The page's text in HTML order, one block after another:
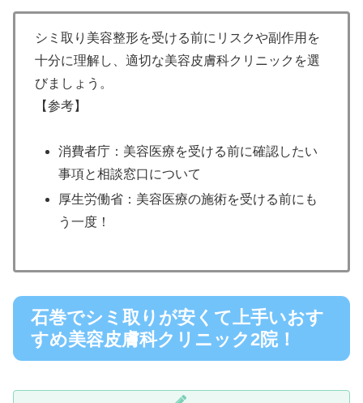
シミ取り美容整形を受ける前にリスクや副作用を
十分に理解し、適切な美容皮膚科クリニックを選
びましょう。
【参考】
消費者庁：美容医療を受ける前に確認したい
事項と相談窓口について
厚生労働省：美容医療の施術を受ける前にも
う一度！
石巻でシミ取りが安くて上手いおす
すめ美容皮膚科クリニック2院！